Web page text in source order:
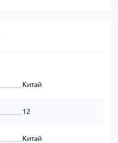
Китай
12
Китай